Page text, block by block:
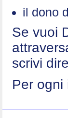
il dono
Se vuoi
scrivi
Per ogni